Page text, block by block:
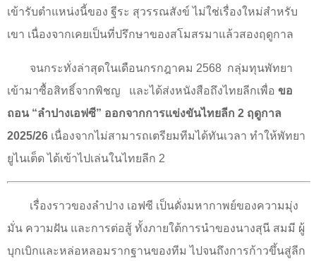
เข้ารับตำแหน่งนี้ของ ฐีระ สุวรรณสังข์ ไม่ใช่เรื่องใหม่สำหรับ
เขา เนื่องจากเคยเป็นที่ปรึกษาของสโมสรมาแล้วสองฤดูกาล
จนกระทั่งล่าสุดในเดือนกรกฎาคม 2568 กลุ่มทุนพัทยา
เข้ามาซื้อสิทธิ์จากพิชญ
และได้ส่งหนังสือถึงไทยลีกเพื่อ ขอ
ถอน “ลำปางเอฟซี” ออกจากการแข่งขันไทยลีก 2 ฤดูกาล
2025/26 เนื่องจากไม่สามารถเตรียมทีมได้ทันเวลา ทำให้พัทยา
ยูไนเต็ด ได้เข้าไปเล่นในไทยลีก 2
เรื่องราวของลำปาง เอฟซี เป็นดั่งมหากาพย์ของความมุ่ง
มั่น ความฝัน และการต่อสู้ ทั้งภายใต้การนำของนางสุนี สมมี ผู้
บุกเบิกและหล่อหลอมรากฐานของทีม ไปจนถึงการก้าวขึ้นสู่ลีก